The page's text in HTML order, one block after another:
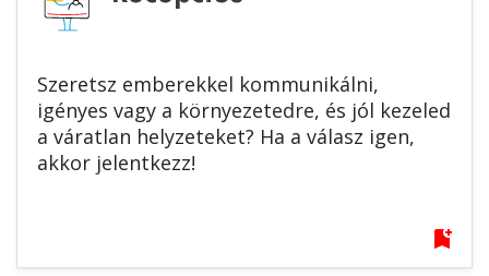
Szeretsz emberekkel kommunikálni,
igényes vagy a környezetedre, és jól kezeled
a váratlan helyzeteket? Ha a válasz igen,
akkor jelentkezz!
bookmark_add